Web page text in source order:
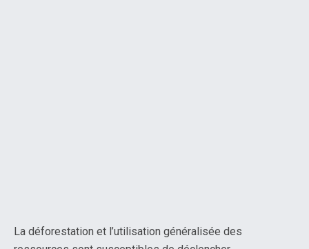
La déforestation et l’utilisation généralisée des